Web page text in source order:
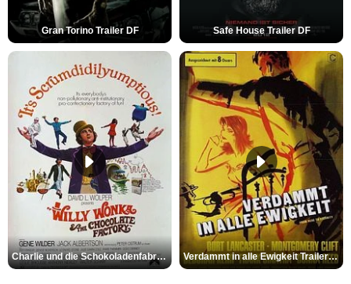
Gran Torino Trailer DF Safe House Trailer DF
Charlie und die Schokoladenfabrik Trailer OV Verdammt in alle Ewigkeit Trailer OV